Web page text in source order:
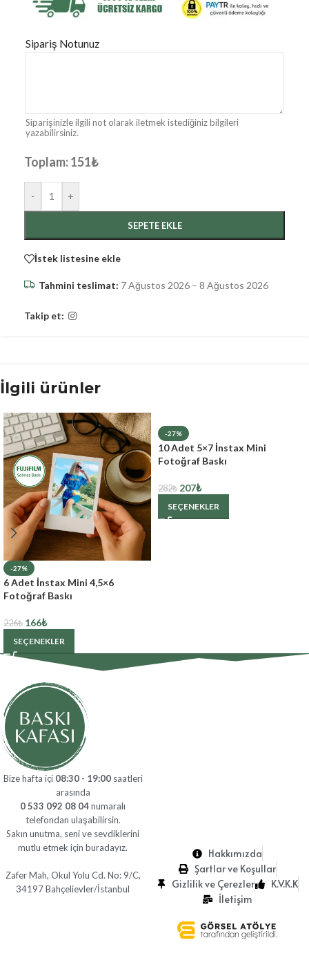
Sipariş Notunuz
Siparişinizle ilgili not olarak iletmek istediğiniz bilgileri
yazabilirsiniz.
Toplam:151₺
- +
SEPETE EKLE
İstek listesine ekle
Tahmini teslimat: 7 Ağustos 2026 – 8 Ağustos 2026
Takip et:
İlgili ürünler
-27%
6 Adet İnstax Mini 4,5×6
Fotoğraf Baskı
226₺ 166₺
SEÇENEKLER
-27%
10 Adet 5×7 İnstax Mini
Fotoğraf Baskı
282₺ 207₺
SEÇENEKLER
Bize hafta içi 08:30 - 19:00saatleri
arasında
0 533 092 08 04numaralı
telefondan ulaşabilirsin.
Sakın unutma, seni ve sevdiklerini
mutlu etmek için buradayız.
Zafer Mah, Okul Yolu Cd. No: 9/C,
34197 Bahçelievler/İstanbul
Hakkımızda
Şartlar ve Koşullar
Gizlilik ve Çerezler
K.V.K.K
İletişim